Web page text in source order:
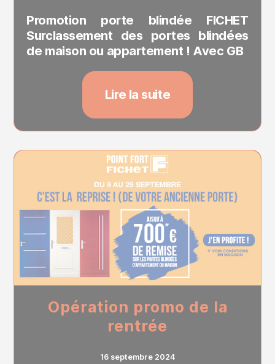
Promotion porte blindée FICHET
Surclassement des portes blindées
de maison ou appartement ! Avec GB
Lire la suite
Opération promo de la
rentrée
16 septembre 2024